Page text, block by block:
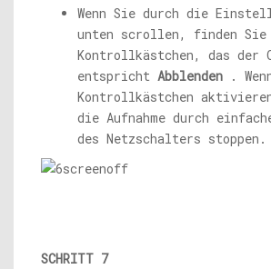
Wenn Sie durch die
unten scrollen, finden Sie
Kontrollkästchen, das der
entspricht Abblenden .
Kontrollkästchen
die Aufnahme durch
des Netzschalters stoppen.
SCHRITT 7